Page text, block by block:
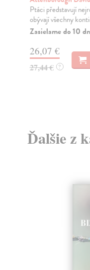
Ptáci představují
obývají všechny
Zasielame do 10
26,07 €
27,44 € ?
Ďalšie z